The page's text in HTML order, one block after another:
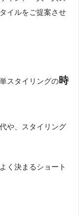
イルをご提案させ
スタイリングの時
や、スタイリング
く決まるショート